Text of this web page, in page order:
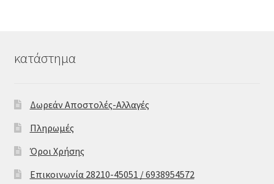
κατάστημα
Δωρεάν Αποστολές-Αλλαγές
Πληρωμές
Όροι Χρήσης
Επικοινωνία 28210-45051 / 6938954572